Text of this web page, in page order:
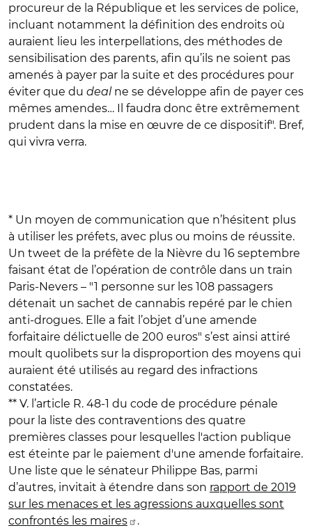
procureur de la République et les services de police,
incluant notamment la définition des endroits où
auraient lieu les interpellations, des méthodes de
sensibilisation des parents, afin qu’ils ne soient pas
amenés à payer par la suite et des procédures pour
éviter que du deal ne se développe afin de payer ces
mêmes amendes… Il faudra donc être extrêmement
prudent dans la mise en œuvre de ce dispositif". Bref,
qui vivra verra.
* Un moyen de communication que n’hésitent plus
à utiliser les préfets, avec plus ou moins de réussite.
Un tweet de la préfète de la Nièvre du 16 septembre
faisant état de l’opération de contrôle dans un train
Paris-Nevers – "1 personne sur les 108 passagers
détenait un sachet de cannabis repéré par le chien
anti-drogues. Elle a fait l’objet d’une amende
forfaitaire délictuelle de 200 euros" s’est ainsi attiré
moult quolibets sur la disproportion des moyens qui
auraient été utilisés au regard des infractions
constatées.
** V. l’article R. 48-1 du code de procédure pénale
pour la liste des contraventions des quatre
premières classes pour lesquelles l'action publique
est éteinte par le paiement d'une amende forfaitaire.
Une liste que le sénateur Philippe Bas, parmi
d’autres, invitait à étendre dans son rapport de 2019
sur les menaces et les agressions auxquelles sont
confrontés les maires
.